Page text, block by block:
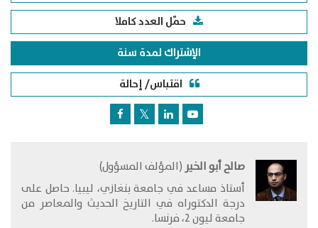
حمّل العدد كاملا
الإشتراك لمدة سنة
اقتباس/ إحالة
صالح أبو الخير(المؤلف المسؤول)
أستاذ مساعد في جامعة بنغازي، ليبيا. حاصل على
درجة الدكتوراه في التاريخ الحديث والمعاصر من
جامعة ليون 2، فرنسا.